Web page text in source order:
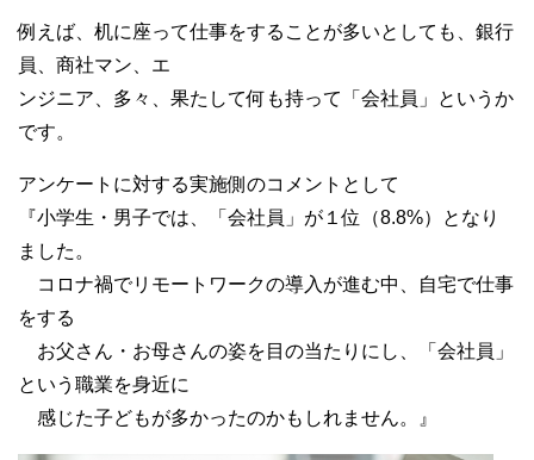
例えば、机に座って仕事をすることが多いとしても、銀行
員、商社マン、エ
ンジニア、多々、果たして何も持って「会社員」というか
です。
アンケートに対する実施側のコメントとして
『小学生・男子では、「会社員」が１位（8.8%）となり
ました。
コロナ禍でリモートワークの導入が進む中、自宅で仕事
をする
お父さん・お母さんの姿を目の当たりにし、「会社員」
という職業を身近に
感じた子どもが多かったのかもしれません。』